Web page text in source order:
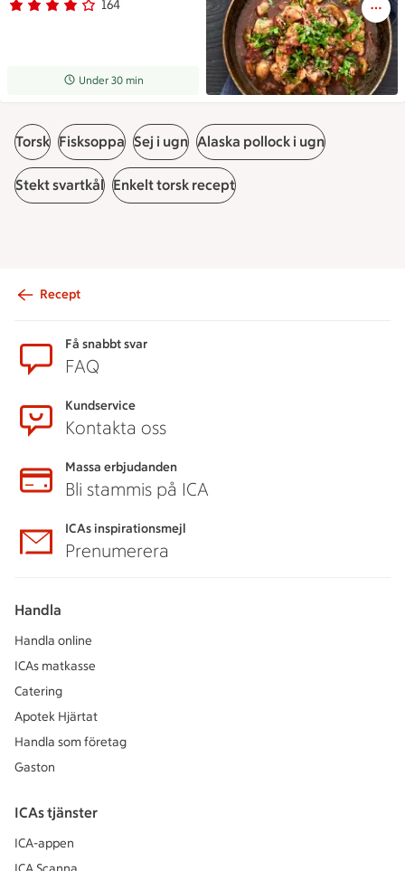
Betyg 3.8 av 5. 164
164 personer har röstat
Receptet tar Under 30 min att tillaga
Under 30 min
Torsk Fisksoppa Sej i ugn Alaska pollock i ugn
Stekt svartkål Enkelt torsk recept
Recept
Få snabbt svar
FAQ
Kundservice
Kontakta oss
Massa erbjudanden
Bli stammis på ICA
ICAs inspirationsmejl
Prenumerera
Handla
Handla online
ICAs matkasse
Catering
Apotek Hjärtat
Handla som företag
Gaston
ICAs tjänster
ICA-appen